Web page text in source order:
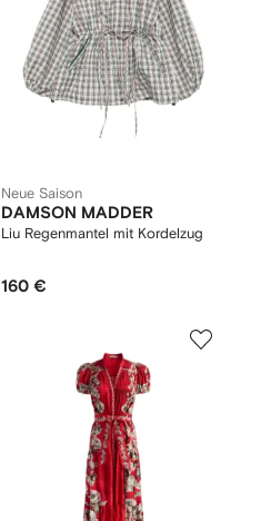
Neue Saison
DAMSON MADDER
Liu Regenmantel mit Kordelzug
160 €